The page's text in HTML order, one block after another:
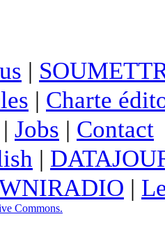
|
| Charte
| Jobs | Contact
|
|
Commons.